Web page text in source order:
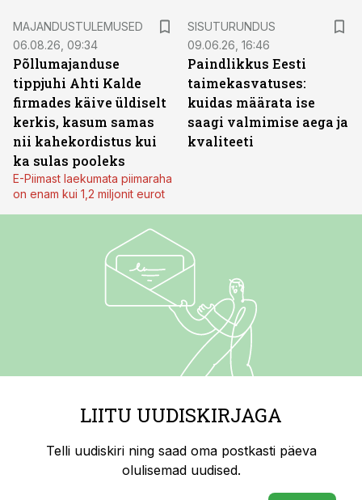
MAJANDUSTULEMUSED
06.08.26, 09:34
Põllumajanduse
tippjuhi Ahti Kalde
firmades käive üldiselt
kerkis, kasum samas
nii kahekordistus kui
ka sulas pooleks
E-Piimast laekumata piimaraha
on enam kui 1,2 miljonit eurot
SISUTURUNDUS
09.06.26, 16:46
Paindlikkus Eesti
taimekasvatuses:
kuidas määrata ise
saagi valmimise aega ja
kvaliteeti
LIITU UUDISKIRJAGA
Telli uudiskiri ning saad oma postkasti päeva
olulisemad uudised.